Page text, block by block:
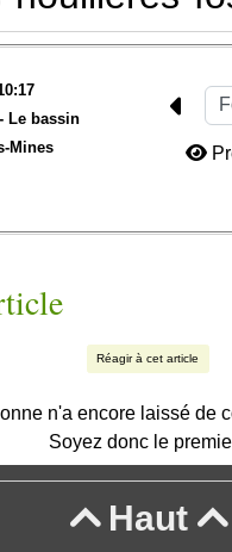
Le bassin
Mines
Réagir à cet article
n'a encore laissé de
Soyez donc le
Haut 